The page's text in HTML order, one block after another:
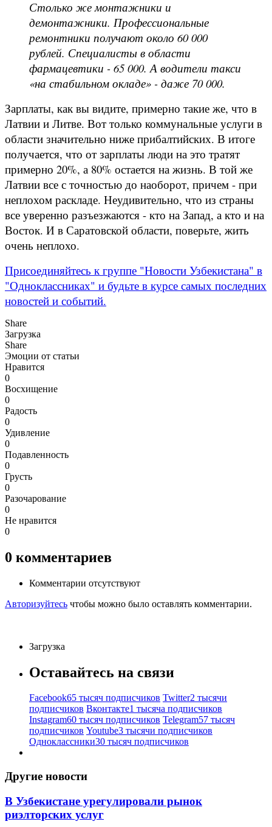
Столько же монтажники и
демонтажники. Профессиональные
ремонтники получают около 60 000
рублей. Специалисты в области
фармацевтики - 65 000. А водители такси
«на стабильном окладе» - даже 70 000.
Зарплаты, как вы видите, примерно такие же, что в
Латвии и Литве. Вот только коммунальные услуги в
области значительно ниже прибалтийских. В итоге
получается, что от зарплаты люди на это тратят
примерно 20%, а 80% остается на жизнь. В той же
Латвии все с точностью до наоборот, причем - при
неплохом раскладе. Неудивительно, что из страны
все уверенно разъезжаются - кто на Запад, а кто и на
Восток. И в Саратовской области, поверьте, жить
очень неплохо.
Присоединяйтесь к группе "Новости Узбекистана" в
"Одноклассниках" и будьте в курсе самых последних
новостей и событий.
Share
Загрузка
Share
Эмоции от статьи
Нравится
0
Восхищение
0
Радость
0
Удивление
0
Подавленность
0
Грусть
0
Разочарование
0
Не нравится
0
0 комментариев
Комментарии отсутствуют
Авторизуйтесь чтобы можно было оставлять комментарии.
Загрузка
Оставайтесь на связи
Facebook65 тысяч подписчиков Twitter2 тысячи
подписчиков Вконтакте1 тысяча подписчиков
Instagram60 тысяч подписчиков Telegram57 тысяч
подписчиков Youtube3 тысячи подписчиков
Одноклассники30 тысяч подписчиков
Другие новости
В Узбекистане урегулировали рынок
риэлторских услуг